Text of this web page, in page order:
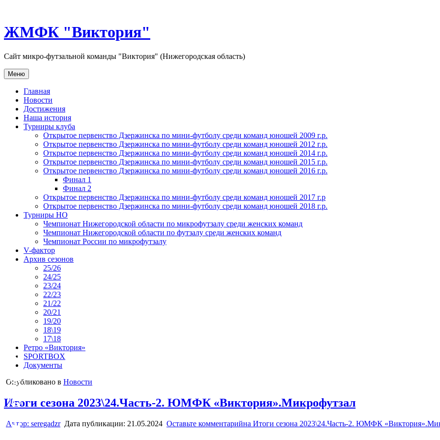
содержимому
ЖМФК "Виктория"
Сайт микро-футзальной команды "Виктория" (Нижегородская область)
Меню
Главная
Новости
Достижения
Наша история
Турниры клуба
Открытое первенство Дзержинска по мини-футболу среди команд юношей 2009 г.р.
Открытое первенство Дзержинска по мини-футболу среди команд юношей 2012 г.р.
Открытое первенство Дзержинска по мини-футболу среди команд юношей 2014 г.р.
Открытое первенство Дзержинска по мини-футболу среди команд юношей 2015 г.р.
Открытое первенство Дзержинска по мини-футболу среди команд юношей 2016 г.р.
Финал 1
Финал 2
Открытое первенство Дзержинска по мини-футболу среди команд юношей 2017 г.р
Открытое первенство Дзержинска по мини-футболу среди команд юношей 2018 г.р.
Турниры НО
Чемпионат Нижегородской области по микрофутзалу среди женских команд
Чемпионат Нижегородской области по футзалу среди женских команд
Чемпионат России по микрофутзалу
V-фактор
Архив сезонов
25/26
24/25
23/24
22/23
21/22
20/21
19/20
18\19
17\18
Ретро «Виктория»
SPORTBOX
Документы
Опубликовано в Новости
Итоги сезона 2023\24.Часть-2. ЮМФК «Виктория».Микрофутзал
Автор: seregadzr Дата публикации: 21.05.2024 Оставьте комментарийна Итоги сезона 2023\24.Часть-2. ЮМФК